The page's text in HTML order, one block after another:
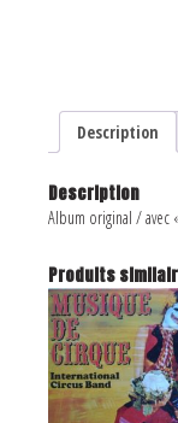
Description
Description
Album original / avec
Produits